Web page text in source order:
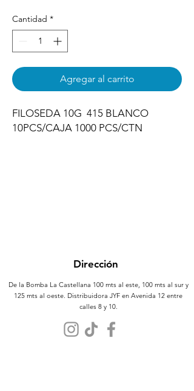
Cantidad *
Agregar al carrito
FILOSEDA 10G  415 BLANCO
10PCS/CAJA 1000 PCS/CTN
Dirección
De la Bomba La Castellana 100 mts al este, 100 mts al sur y
125 mts al oeste. Distribuidora JYF en Avenida 12 entre
calles 8 y 10.